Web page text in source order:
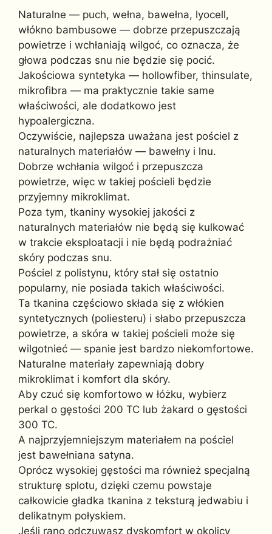
Naturalne — puch, wełna, bawełna, lyocell,
włókno bambusowe — dobrze przepuszczają
powietrze i wchłaniają wilgoć, co oznacza, że
głowa podczas snu nie będzie się pocić.
Jakościowa syntetyka — hollowfiber, thinsulate,
mikrofibra — ma praktycznie takie same
właściwości, ale dodatkowo jest
hypoalergiczna.
Oczywiście, najlepsza uważana jest pościel z
naturalnych materiałów — bawełny i lnu.
Dobrze wchłania wilgoć i przepuszcza
powietrze, więc w takiej pościeli będzie
przyjemny mikroklimat.
Poza tym, tkaniny wysokiej jakości z
naturalnych materiałów nie będą się kulkować
w trakcie eksploatacji i nie będą podrażniać
skóry podczas snu.
Pościel z polistynu, który stał się ostatnio
popularny, nie posiada takich właściwości.
Ta tkanina częściowo składa się z włókien
syntetycznych (poliesteru) i słabo przepuszcza
powietrze, a skóra w takiej pościeli może się
wilgotnieć — spanie jest bardzo niekomfortowe.
Naturalne materiały zapewniają dobry
mikroklimat i komfort dla skóry.
Aby czuć się komfortowo w łóżku, wybierz
perkal o gęstości 200 TC lub żakard o gęstości
300 TC.
A najprzyjemniejszym materiałem na pościel
jest bawełniana satyna.
Oprócz wysokiej gęstości ma również specjalną
strukturę splotu, dzięki czemu powstaje
całkowicie gładka tkanina z teksturą jedwabiu i
delikatnym połyskiem.
Jeśli rano odczuwasz dyskomfort w okolicy